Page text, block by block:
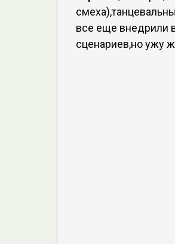
все еще внедрили
сценариев,но ужу